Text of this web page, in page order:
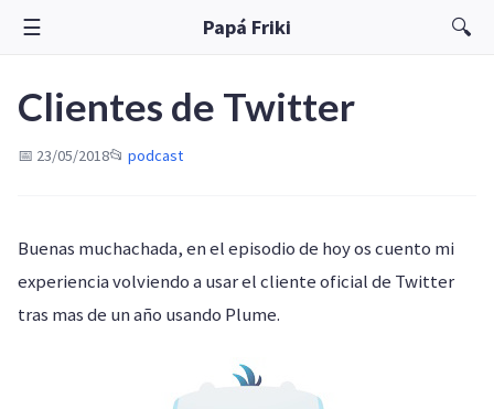
☰ Papá Friki 🔍
Clientes de Twitter
📅 23/05/2018📂 podcast
Buenas muchachada, en el episodio de hoy os cuento mi
experiencia volviendo a usar el cliente oficial de Twitter
tras mas de un año usando Plume.